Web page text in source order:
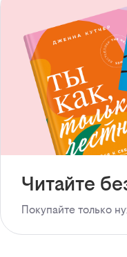
Читайте
Покупайте только